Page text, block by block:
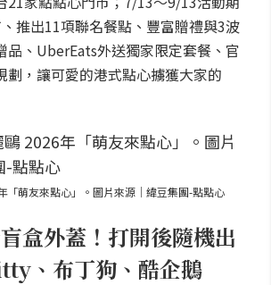
推出11項聯名餐點、豐富贈禮與3波
品、UberEats外送獨家限定套餐、官
劃，讓可愛的港式點心擄獲大家的
萌友來點心」。圖片來源｜緯豆集團-點點心
盒外蓋！打開後隨機出
、布丁狗、酷企鵝